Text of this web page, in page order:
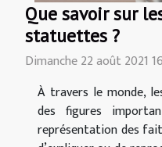
Que savoir sur
statuettes ?
Dimanche 22 août 2021
À travers le monde,
des figures
représentation des